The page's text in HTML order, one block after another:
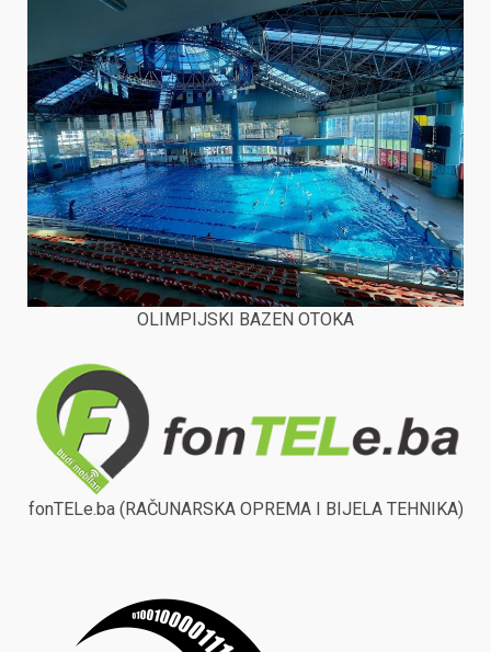
OLIMPIJSKI BAZEN OTOKA
fonTELe.ba (RAČUNARSKA OPREMA I BIJELA TEHNIKA)